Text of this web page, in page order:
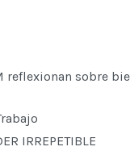
reflexionan sobre
IRREPETIBLE